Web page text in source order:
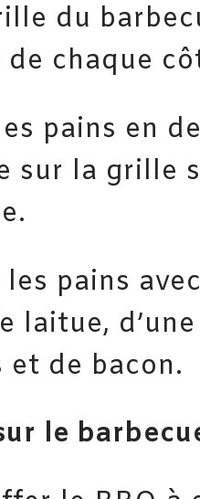
du
chaque
pains en
sur la grille
pains
laitue,
de bacon.
le